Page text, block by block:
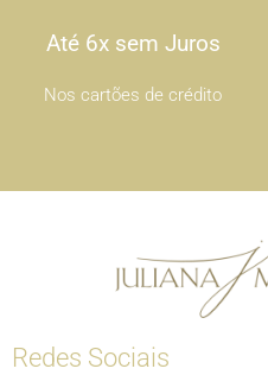
Até 6x sem Juros
Nos cartões de crédito
Redes Sociais